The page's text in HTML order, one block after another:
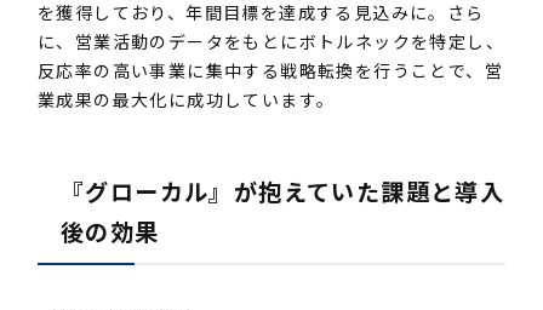
を獲得しており、年間目標を達成する見込みに。さら
に、営業活動のデータをもとにボトルネックを特定し、
反応率の高い事業に集中する戦略転換を行うことで、営
業成果の最大化に成功しています。
『グローカル』が抱えていた課題と導入
後の効果